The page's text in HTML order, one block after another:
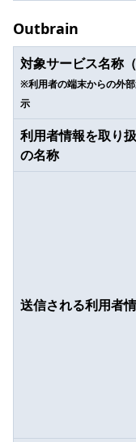
Outbrain
対象サービス名称
※利用者の端末からの外
示
利用者情報を取り
の名称
送信される利用者